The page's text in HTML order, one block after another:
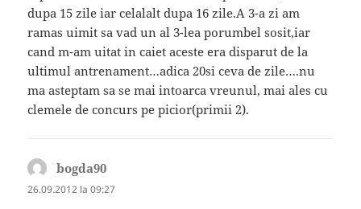
dupa 15 zile iar celalalt dupa 16 zile.A 3-a zi am
ramas uimit sa vad un al 3-lea porumbel sosit,iar
cand m-am uitat in caiet aceste era disparut de la
ultimul antrenament…adica 20si ceva de zile….nu
ma asteptam sa se mai intoarca vreunul, mai ales cu
clemele de concurs pe picior(primii 2).
bogda90
26.09.2012 la 09:27